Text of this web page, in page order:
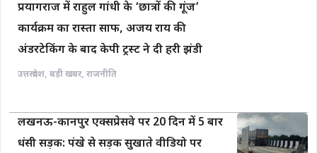
प्रयागराज में राहुल गांधी के ‘छात्रों की गूंज’
कार्यक्रम का रास्ता साफ, अजय राय की
अंडरटेकिंग के बाद केपी ट्रस्ट ने दी हरी झंडी
उत्तरप्रदेश, बड़ी खबर, राजनीति
लखनऊ-कानपुर एक्सप्रेसवे पर 20 दिन में 5 बार
धंसी सड़क: पंखे से सड़क सुखाते वीडियो पर